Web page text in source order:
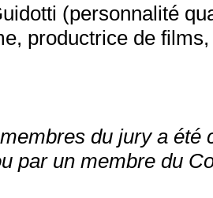
(personnalité
productrice de
du jury a été
par un membre du